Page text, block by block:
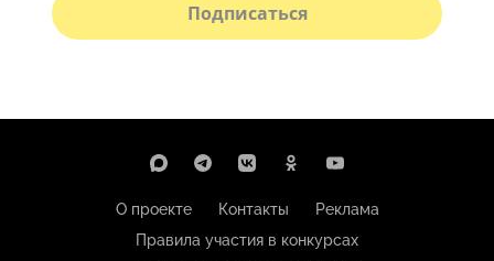
Подписаться
О проекте Контакты
Реклама
Правила участия в конкурсах